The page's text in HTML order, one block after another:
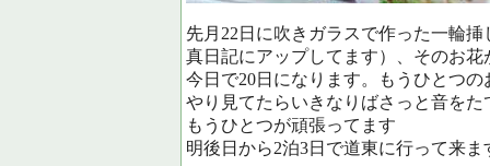
先月22日に吹きガラスで作った一輪
真日記にアップしてます）、そのお
今日で20日になります。もうひとつ
やり見てたらいきなりばさっと音を
もうひとつが頑張ってます
明後日から2泊3日で道東に行って来